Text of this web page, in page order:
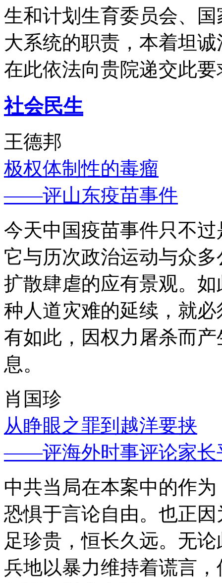
生和计划生育委员会、
大系统的职责，本着坦
在此依法向贵院递交此要
社会民生
王德邦
极权体制性的毒瘤
——评山东疫苗事件
今天中国疫苗事件只不
它与历次政治运动与众
扩散肆虐的应有景观。
种人道灾难的延续，就
有如此，因权力屠杀而
息。
肖国珍
从睁眼之罪到越洋要挟
——评海外时事评论家长
中共当局在本案中的作
恐惧于言论自由。也正
足珍贵，恒长久远。无
兵地以暴力维持着谎言